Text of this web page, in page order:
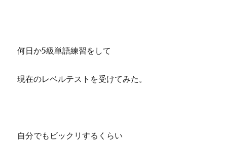
何日か5級単語練習をして
現在のレベルテストを受けてみた。
自分でもビックリするくらい